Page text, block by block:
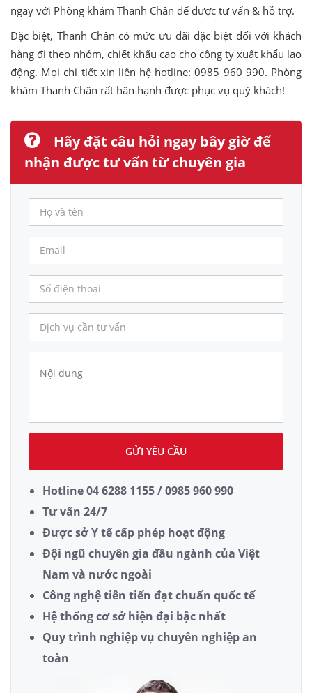
ngay với Phòng khám Thanh Chân để được tư vấn & hỗ trợ.
Đặc biệt, Thanh Chân có mức ưu đãi đặc biệt đối với khách
hàng đi theo nhóm, chiết khấu cao cho công ty xuất khẩu lao
động. Mọi chi tiết xin liên hệ hotline: 0985 960 990. Phòng
khám Thanh Chân rất hân hạnh được phục vụ quý khách!
Hãy đặt câu hỏi ngay bây giờ để
nhận được tư vấn từ chuyên gia
GỬI YÊU CẦU
Hotline 04 6288 1155 / 0985 960 990
Tư vấn 24/7
Được sở Y tế cấp phép hoạt động
Đội ngũ chuyên gia đầu ngành của Việt
Nam và nước ngoài
Công nghệ tiên tiến đạt chuẩn quốc tế
Hệ thống cơ sở hiện đại bậc nhất
Quy trình nghiệp vụ chuyên nghiệp an
toàn